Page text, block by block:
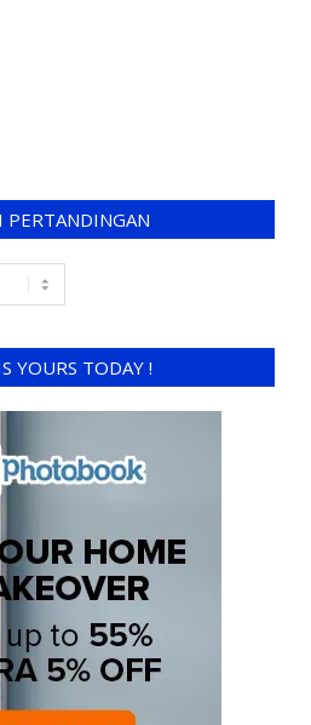
PERTANDINGAN
YOURS TODAY !